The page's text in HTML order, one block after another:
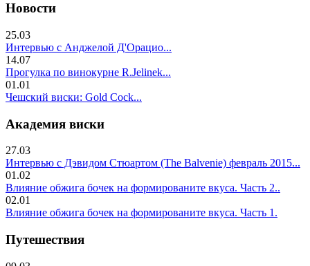
Новости
25.03
Интервью с Анджелой Д'Орацио...
14.07
Прогулка по винокурне R.Jelinek...
01.01
Чешский виски: Gold Cock...
Академия виски
27.03
Интервью с Дэвидом Стюартом (The Balvenie) февраль 2015...
01.02
Влияние обжига бочек на формированите вкуса. Часть 2..
02.01
Влияние обжига бочек на формированите вкуса. Часть 1.
Путешествия